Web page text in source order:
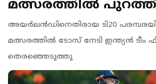
മത്സരത്തിൽ പുറത്ത്
അയര്‍ലന്‍ഡിനെതിരായ ടി20
മത്സരത്തില്‍ ടോസ് നേടി ഇന്ത്യൻ ടീം
തെരഞ്ഞെടുത്തു